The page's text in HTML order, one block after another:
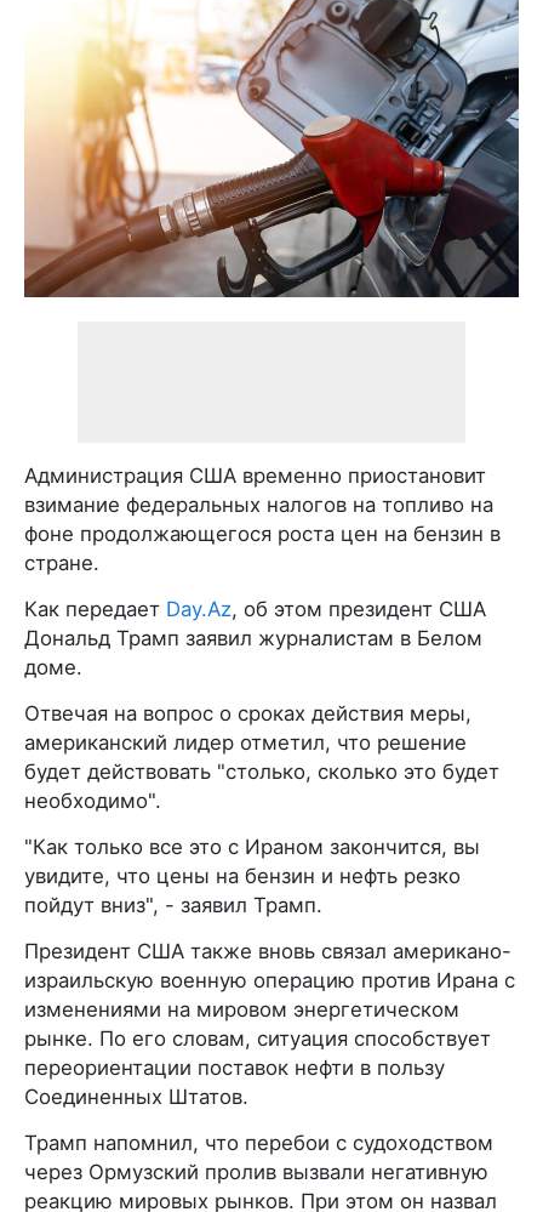
Администрация США временно приостановит
взимание федеральных налогов на топливо на
фоне продолжающегося роста цен на бензин в
стране.
Как передает Day.Az, об этом президент США
Дональд Трамп заявил журналистам в Белом
доме.
Отвечая на вопрос о сроках действия меры,
американский лидер отметил, что решение
будет действовать "столько, сколько это будет
необходимо".
"Как только все это с Ираном закончится, вы
увидите, что цены на бензин и нефть резко
пойдут вниз", - заявил Трамп.
Президент США также вновь связал американо-
израильскую военную операцию против Ирана с
изменениями на мировом энергетическом
рынке. По его словам, ситуация способствует
переориентации поставок нефти в пользу
Соединенных Штатов.
Трамп напомнил, что перебои с судоходством
через Ормузский пролив вызвали негативную
реакцию мировых рынков. При этом он назвал